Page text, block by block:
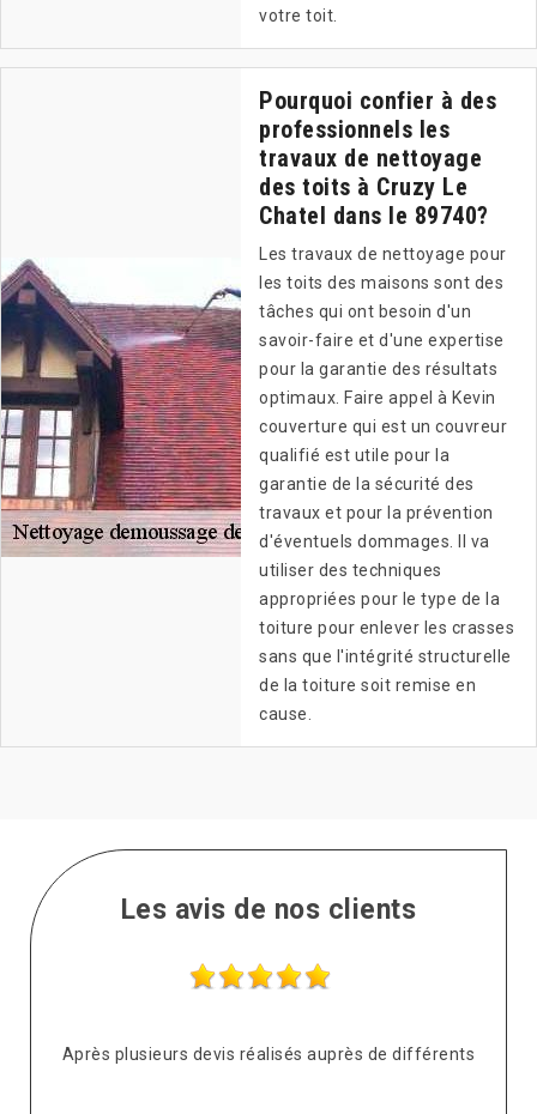
votre toit.
Pourquoi confier à des
professionnels les
travaux de nettoyage
des toits à Cruzy Le
Chatel dans le 89740?
Les travaux de nettoyage pour
les toits des maisons sont des
tâches qui ont besoin d'un
savoir-faire et d'une expertise
pour la garantie des résultats
optimaux. Faire appel à Kevin
couverture qui est un couvreur
qualifié est utile pour la
garantie de la sécurité des
travaux et pour la prévention
d'éventuels dommages. Il va
utiliser des techniques
appropriées pour le type de la
toiture pour enlever les crasses
sans que l'intégrité structurelle
de la toiture soit remise en
cause.
Les avis de nos clients
Après plusieurs devis réalisés auprès de différents